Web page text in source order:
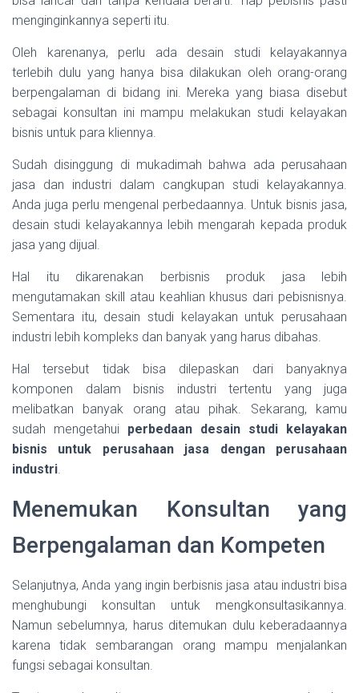
menginginkannya seperti itu.
Oleh karenanya, perlu ada desain studi kelayakannya
terlebih dulu yang hanya bisa dilakukan oleh orang-orang
berpengalaman di bidang ini. Mereka yang biasa disebut
sebagai konsultan ini mampu melakukan studi kelayakan
bisnis untuk para kliennya.
Sudah disinggung di mukadimah bahwa ada perusahaan
jasa dan industri dalam cangkupan studi kelayakannya.
Anda juga perlu mengenal perbedaannya. Untuk bisnis jasa,
desain studi kelayakannya lebih mengarah kepada produk
jasa yang dijual.
Hal itu dikarenakan berbisnis produk jasa lebih
mengutamakan skill atau keahlian khusus dari pebisnisnya.
Sementara itu, desain studi kelayakan untuk perusahaan
industri lebih kompleks dan banyak yang harus dibahas.
Hal tersebut tidak bisa dilepaskan dari banyaknya
komponen dalam bisnis industri tertentu yang juga
melibatkan banyak orang atau pihak. Sekarang, kamu
sudah mengetahui perbedaan desain studi kelayakan
bisnis untuk perusahaan jasa dengan perusahaan
industri.
Menemukan Konsultan yang
Berpengalaman dan Kompeten
Selanjutnya, Anda yang ingin berbisnis jasa atau industri bisa
menghubungi konsultan untuk mengkonsultasikannya.
Namun sebelumnya, harus ditemukan dulu keberadaannya
karena tidak sembarangan orang mampu menjalankan
fungsi sebagai konsultan.